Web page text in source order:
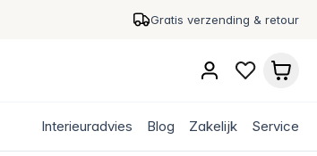
Gratis verzending & retour
Interieuradvies Blog Zakelijk Service